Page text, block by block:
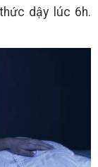
dậy lúc 6h.